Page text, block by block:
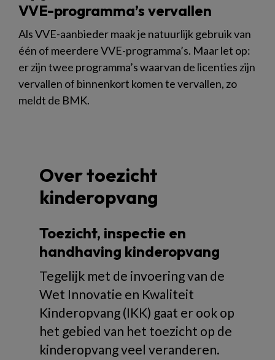
VVE-programma’s vervallen
Als VVE-aanbieder maak je natuurlijk gebruik van
één of meerdere VVE-programma’s. Maar let op:
er zijn twee programma’s waarvan de licenties zijn
vervallen of binnenkort komen te vervallen, zo
meldt de BMK.
Over toezicht
kinderopvang
Toezicht, inspectie en
handhaving kinderopvang
Tegelijk met de invoering van de
Wet Innovatie en Kwaliteit
Kinderopvang (IKK) gaat er ook op
het gebied van het toezicht op de
kinderopvang veel veranderen.